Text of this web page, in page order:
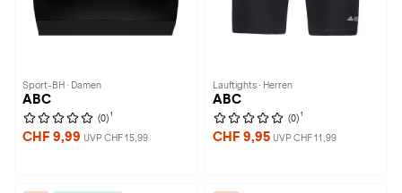
Sport-BH · Damen
ABC
(0) 1
CHF 9,99 UVP CHF 15,99
Lauftights · Herren
ABC
(0) 1
CHF 9,95 UVP CHF 11,99